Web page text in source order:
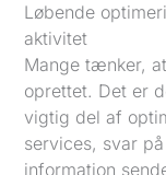
Løbende
aktivitet
Mange tænker,
oprettet. Det er
vigtig del af
services, svar
information